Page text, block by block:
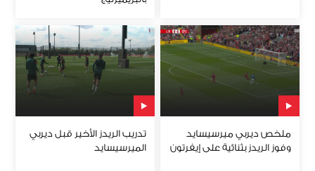
ملخص ديربي ميرسيسايد
وفوز الريدز بثنائية على إيفرتون
تدريب الريدز الأخير قبل ديربي
الميرسيسايد